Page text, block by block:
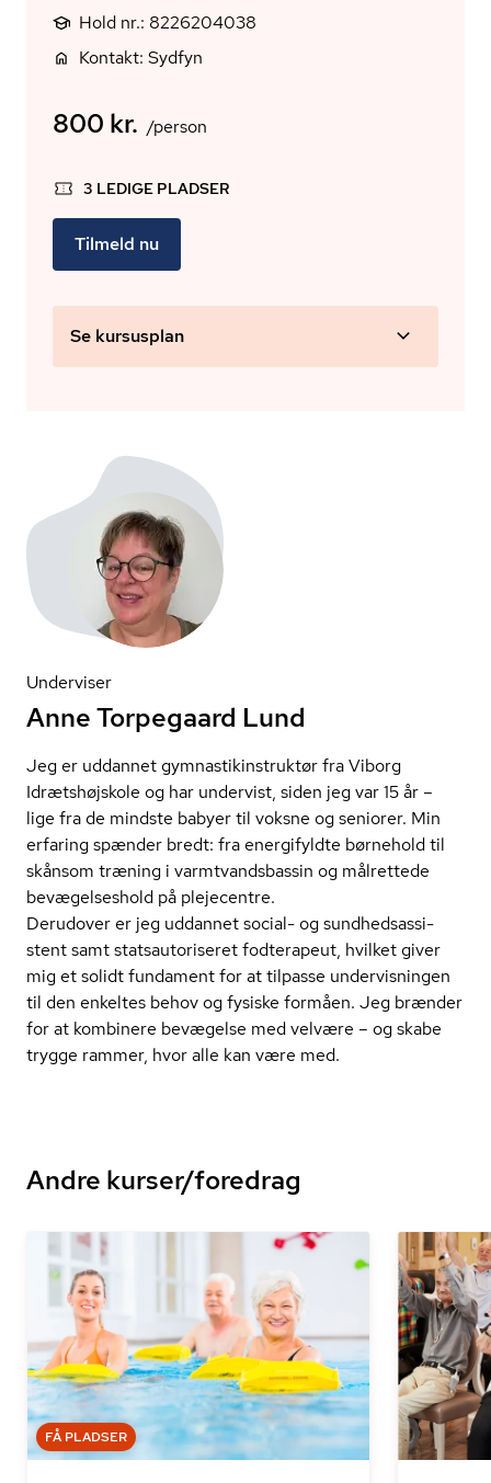
Hold nr.: 8226204038
Kontakt: Sydfyn
800 kr. /person
3 LEDIGE PLADSER
Tilmeld nu
Se kursusplan
Underviser
Anne Torpegaard Lund
Jeg er uddannet gym­na­stikin­struk­tør fra Viborg
Idrætshøjskole og har undervist, siden jeg var 15 år –
lige fra de mindste babyer til voksne og seniorer. Min
erfaring spænder bredt: fra energifyldte børnehold til
skånsom træning i varmtvands­bas­sin og målrettede
bevægelseshold på plejecentre.
Derudover er jeg uddannet social- og sund­heds­as­si­
stent samt statsau­to­ri­se­ret fodterapeut, hvilket giver
mig et solidt fundament for at tilpasse undervisningen
til den enkeltes behov og fysiske formåen. Jeg brænder
for at kombinere bevægelse med velvære – og skabe
trygge rammer, hvor alle kan være med.
Andre kurser/foredrag
FÅ PLADSER